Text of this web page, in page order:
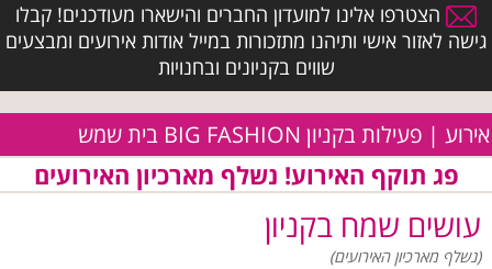
הצטרפו אלינו למועדון החברים והישארו מעודכנים! קבלו
גישה לאזור אישי ותיהנו מתזכורות במייל אודות אירועים ומבצעים
שווים בקניונים ובחנויות
אירוע | פעילות בקניון BIG FASHION בית שמש
פג תוקף האירוע! נשלף מארכיון האירועים
עושים שמח בקניון
(נשלף מארכיון האירועים)